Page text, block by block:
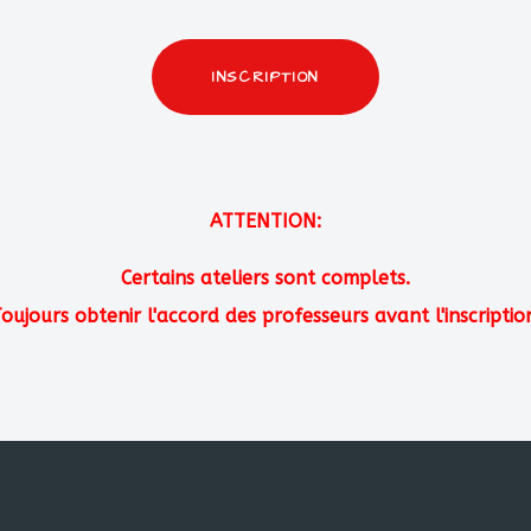
INSCRIPTION
ATTENTION:
Certains ateliers sont complets.
obtenir l'accord des professeurs avant